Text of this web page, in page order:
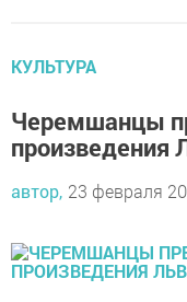
КУЛЬТУРА
Черемшанцы
произведения
автор, 23 февраля